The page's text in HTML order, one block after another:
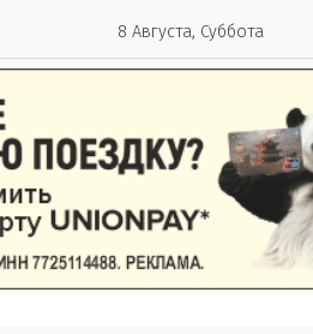
8 Августа, Суббота